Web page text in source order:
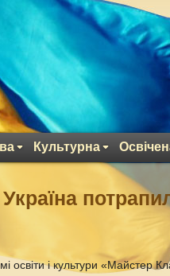
Культурна
освіти і культури «Майстер